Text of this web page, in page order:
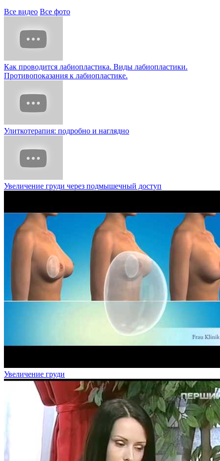
Все видео Все фото
Как проводится лабиопластика. Виды лабиопластики.
Противопоказания к лабиопластике.
Улиткотерапия: подробно и наглядно
Увеличение груди через подмышечный доступ
Увеличение груди